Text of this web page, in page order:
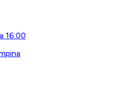
16:00